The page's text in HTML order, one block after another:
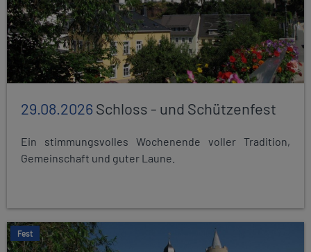
29.08.2026Schloss - und Schützenfest
Ein stimmungsvolles Wochenende voller Tradition,
Gemeinschaft und guter Laune.
Fest